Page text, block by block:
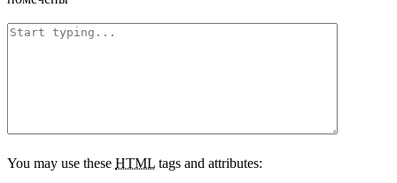
You may use these HTML tags and attributes: